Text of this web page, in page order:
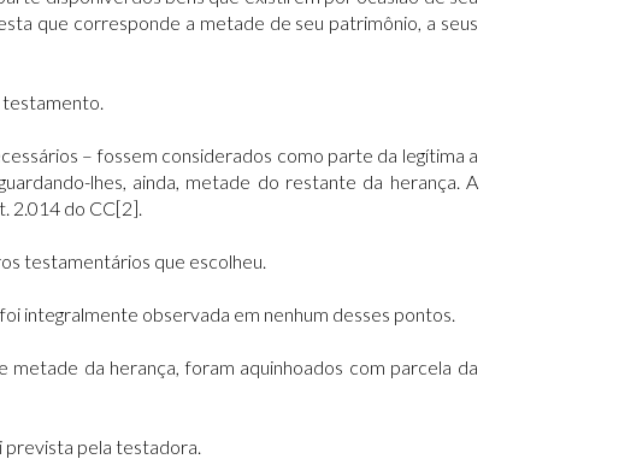
que corresponde a metade de seu patrimônio, a seus
testamento.
– fossem considerados como parte da legítima a
lhes, ainda, metade do restante da herança. A
2.014 do CC[2].
testamentários que escolheu.
integralmente observada em nenhum desses pontos.
da herança, foram aquinhoados com parcela da
prevista pela testadora.